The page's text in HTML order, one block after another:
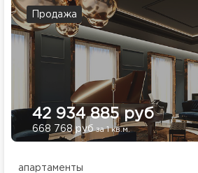
Продажа
42 934 885 руб
668 768 рубза 1 кв.м.
апартаменты